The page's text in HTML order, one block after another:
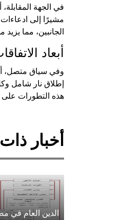
في الجهة
مشيرًا إلى
الجانبين، مما
أبعاد
وفي سياق متصل،
إطلاق نار شامل
هذه التطورات على
أخبار
الدين العام في